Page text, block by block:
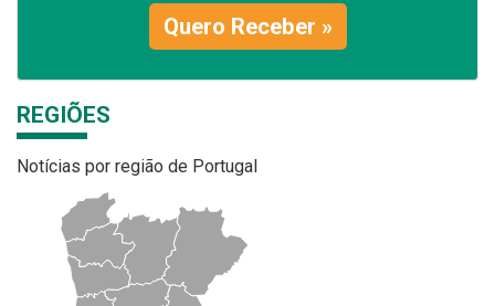
Quero Receber »
REGIÕES
Notícias por região de Portugal